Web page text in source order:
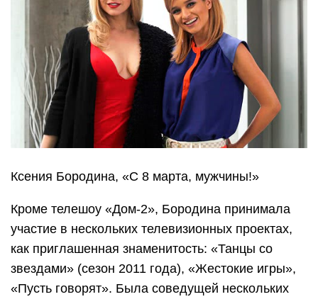
Ксения Бородина, «С 8 марта, мужчины!»
Кроме телешоу «Дом-2», Бородина принимала
участие в нескольких телевизионных проектах,
как приглашенная знаменитость: «Танцы со
звездами» (сезон 2011 года), «Жестокие игры»,
«Пусть говорят». Была соведущей нескольких